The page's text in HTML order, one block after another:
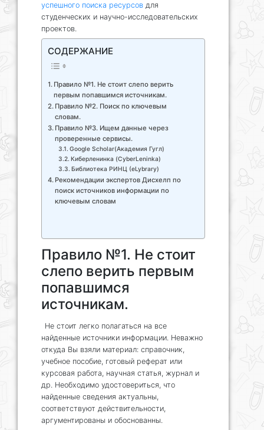
успешного поиска ресурсов для
студенческих и научно-исследовательских
проектов.
СОДЕРЖАНИЕ
Правило №1. Не стоит слепо верить
первым попавшимся источникам.
Правило №2. Поиск по ключевым
словам.
Правило №3. Ищем данные через
проверенные сервисы.
Google Scholar(Академия Гугл)
Киберленинка (CyberLeninka)
Библиотека РИНЦ (eLybrary)
Рекомендации экспертов Дисхелп по
поиск источников информации по
ключевым словам
Правило №1. Не стоит
слепо верить первым
попавшимся
источникам.
Не стоит легко полагаться на все
найденные источники информации. Неважно
откуда Вы взяли материал: справочник,
учебное пособие, готовый реферат или
курсовая работа, научная статья, журнал и
др. Необходимо удостовериться, что
найденные сведения актуальны,
соответствуют действительности,
аргументированы и обоснованны.